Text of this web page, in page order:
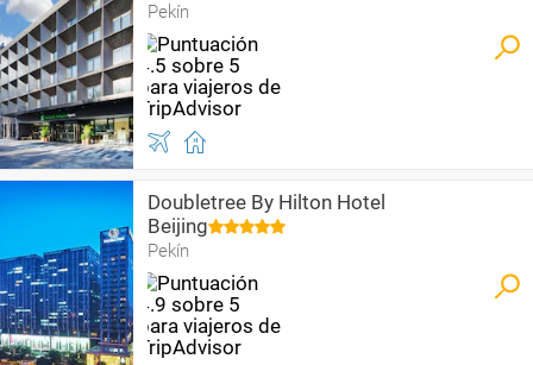
Pekín
Doubletree By Hilton Hotel
Beijing
Pekín